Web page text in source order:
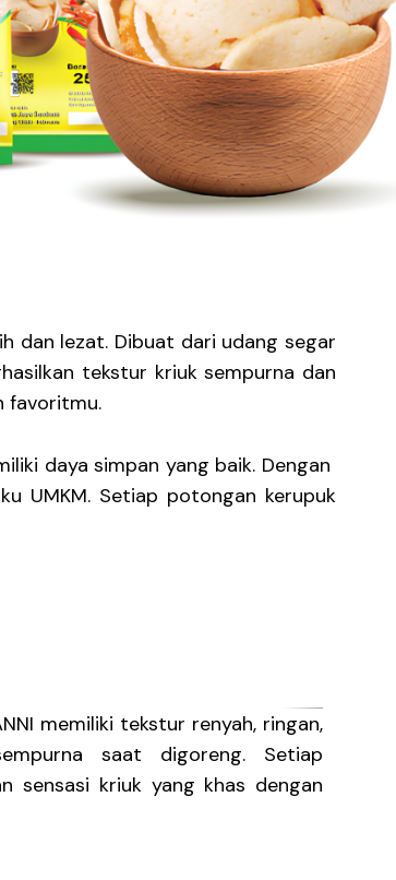
dan lezat. Dibuat dari udang segar
tekstur kriuk sempurna dan
favoritmu.
daya simpan yang baik. Dengan
UMKM. Setiap potongan kerupuk
Goreng
memiliki tekstur renyah, ringan,
saat digoreng. Setiap
sensasi kriuk yang khas dengan